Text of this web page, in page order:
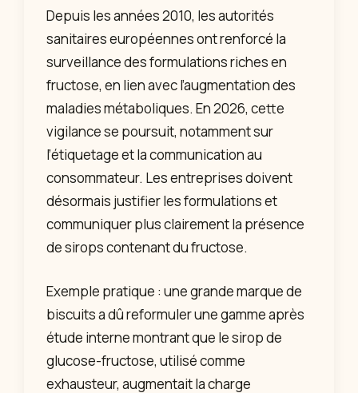
Depuis les années 2010, les autorités
sanitaires européennes ont renforcé la
surveillance des formulations riches en
fructose, en lien avec l’augmentation des
maladies métaboliques. En 2026, cette
vigilance se poursuit, notamment sur
l’étiquetage et la communication au
consommateur. Les entreprises doivent
désormais justifier les formulations et
communiquer plus clairement la présence
de sirops contenant du fructose.
Exemple pratique : une grande marque de
biscuits a dû reformuler une gamme après
étude interne montrant que le sirop de
glucose-fructose, utilisé comme
exhausteur, augmentait la charge